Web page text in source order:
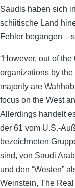
Saudis haben sich
schiitische Land
Fehler begangen –
“However, out of
organizations by
majority are
focus on the West
Allerdings handelt
der 61 vom U.S.-
bezeichneten
sind, von Saudi
und den “Westen”
Weinstein, The